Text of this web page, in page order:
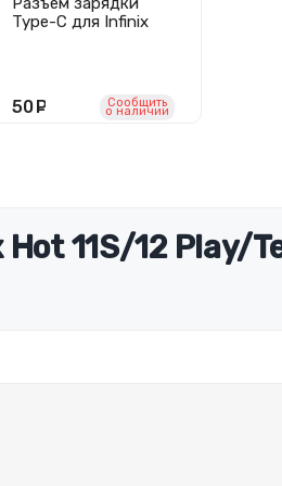
Type-C для Infinix
50 руб.Сообщить
o наличии
11S/12 Play/